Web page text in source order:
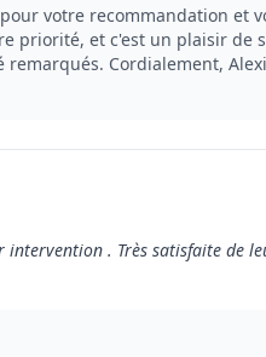
votre recommandation et
priorité, et c'est un plaisir de
Cordialement,
intervention . Très satisfaite de